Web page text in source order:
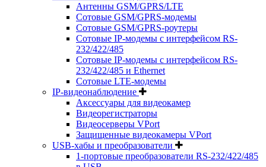
Антенны GSM/GPRS/LTE
Сотовые GSM/GPRS-модемы
Сотовые GSM/GPRS-роутеры
Сотовые IP-модемы с интерфейсом RS-
232/422/485
Сотовые IP-модемы с интерфейсом RS-
232/422/485 и Ethernet
Сотовые LTE-модемы
IP-видеонаблюдение
Аксессуары для видеокамер
Видеорегистраторы
Видеосерверы VPort
Защищенные видеокамеры VPort
USB-хабы и преобразователи
1-портовые преобразователи RS-232/422/485